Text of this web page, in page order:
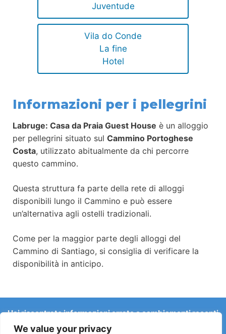
We value your privacy
Juventude
Vila do Conde
La fine
Hotel
Informazioni per i pellegrini
Labruge: Casa da Praia Guest House è un alloggio
per pellegrini situato sul Cammino Portoghese
Costa, utilizzato abitualmente da chi percorre
questo cammino.
Questa struttura fa parte della rete di alloggi
disponibili lungo il Cammino e può essere
un’alternativa agli ostelli tradizionali.
Come per la maggior parte degli alloggi del
Cammino di Santiago, si consiglia di verificare la
disponibilità in anticipo.
Hai riscontrato informazioni errate o cambiamenti recenti